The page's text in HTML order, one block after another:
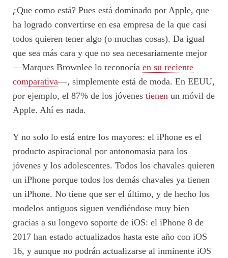
¿Que como está? Pues está dominado por Apple, que
ha logrado convertirse en esa empresa de la que casi
todos quieren tener algo (o muchas cosas). Da igual
que sea más cara y que no sea necesariamente mejor
—Marques Brownlee lo reconocía en su reciente
comparativa—, simplemente está de moda. En EEUU,
por ejemplo, el 87% de los jóvenes tienen un móvil de
Apple. Ahí es nada.
Y no solo lo está entre los mayores: el iPhone es el
producto aspiracional por antonomasia para los
jóvenes y los adolescentes. Todos los chavales quieren
un iPhone porque todos los demás chavales ya tienen
un iPhone. No tiene que ser el último, y de hecho los
modelos antiguos siguen vendiéndose muy bien
gracias a su longevo soporte de iOS: el iPhone 8 de
2017 han estado actualizados hasta este año con iOS
16, y aunque no podrán actualizarse al inminente iOS